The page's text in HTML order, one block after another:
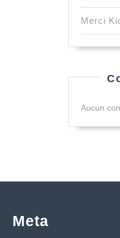
Merci
Aucun
Meta